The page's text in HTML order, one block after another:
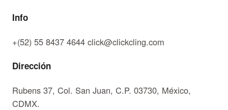
Info
+(52) 55 8437 4644 click@clickcling.com
Dirección
Rubens 37, Col. San Juan, C.P. 03730, México,
CDMX.